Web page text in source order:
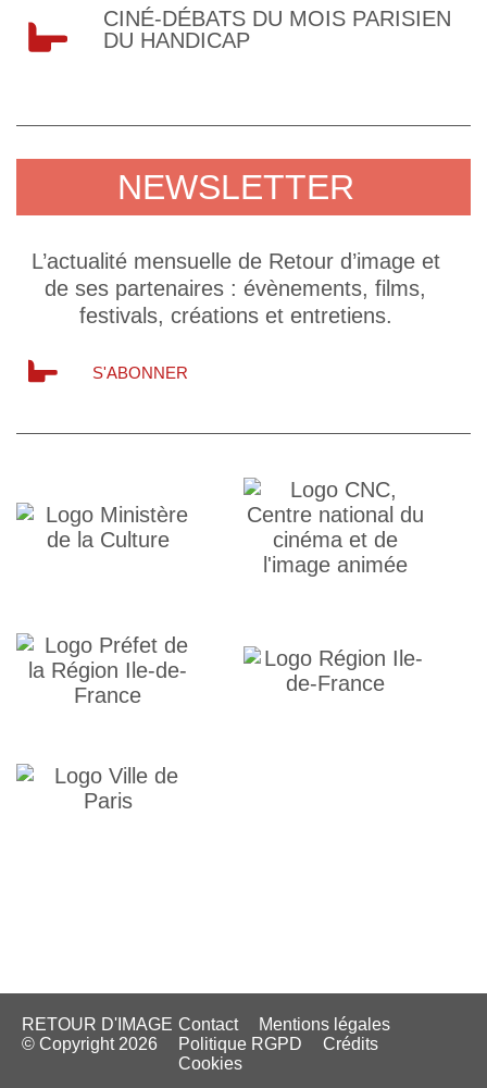
CINÉ-DÉBATS DU MOIS PARISIEN
DU HANDICAP
NEWSLETTER
L’actualité mensuelle de Retour d’image et
de ses partenaires : évènements, films,
festivals, créations et entretiens.
S'ABONNER
RETOUR D'IMAGE
© Copyright 2026
Contact
Mentions légales
Politique RGPD
Crédits
Cookies